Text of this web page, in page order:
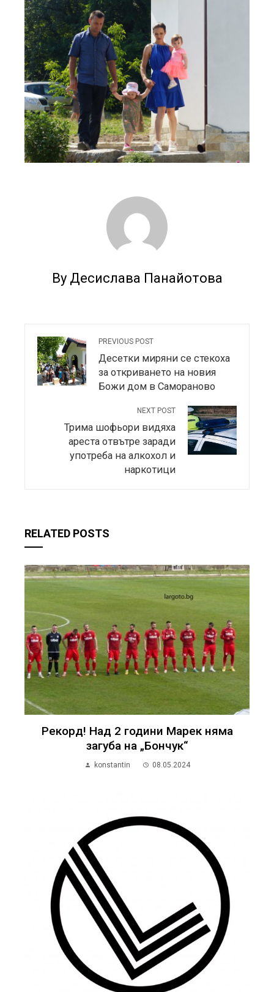
By Десислава Панайотова
PREVIOUS POST
Десетки миряни се стекоха
за откриването на новия
Божи дом в Самораново
NEXT POST
Трима шофьори видяха
ареста отвътре заради
употреба на алкохол и
наркотици
RELATED POSTS
Рекорд! Над 2 години Марек няма
загуба на „Бончук“
konstantin 08.05.2024